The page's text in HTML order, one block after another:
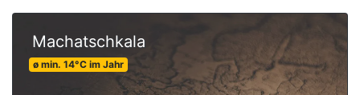
Machatschkala
ø min. 14°C im Jahr